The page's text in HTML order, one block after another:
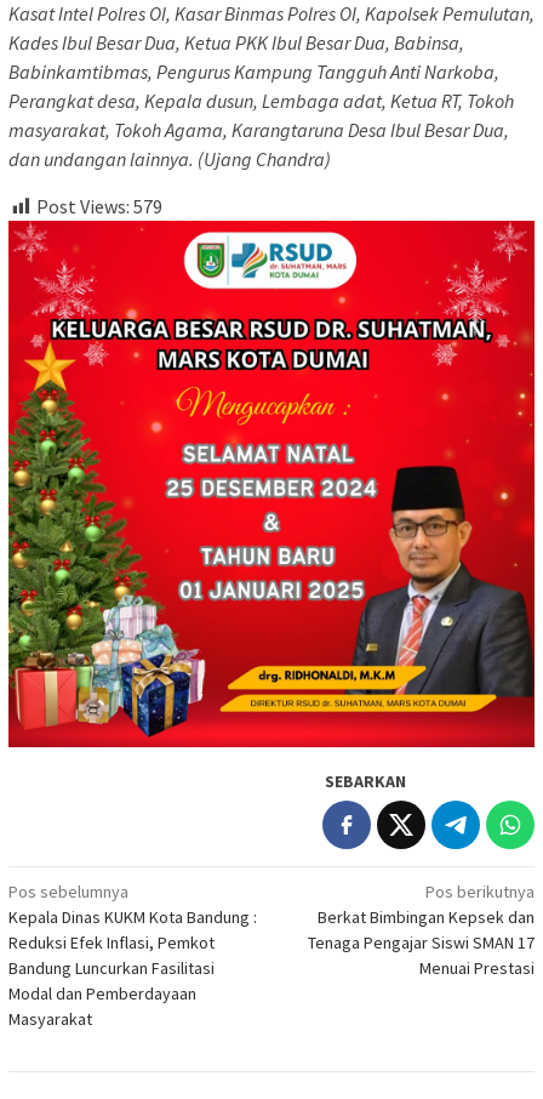
Kasat Intel Polres OI, Kasar Binmas Polres OI, Kapolsek Pemulutan,
Kades Ibul Besar Dua, Ketua PKK Ibul Besar Dua, Babinsa,
Babinkamtibmas, Pengurus Kampung Tangguh Anti Narkoba,
Perangkat desa, Kepala dusun, Lembaga adat, Ketua RT, Tokoh
masyarakat, Tokoh Agama, Karangtaruna Desa Ibul Besar Dua,
dan undangan lainnya. (Ujang Chandra)
Post Views: 579
SEBARKAN
Navigasi
pos
Pos sebelumnya
Kepala Dinas KUKM Kota Bandung :
Reduksi Efek Inflasi, Pemkot
Bandung Luncurkan Fasilitasi
Modal dan Pemberdayaan
Masyarakat
Pos berikutnya
Berkat Bimbingan Kepsek dan
Tenaga Pengajar Siswi SMAN 17
Menuai Prestasi